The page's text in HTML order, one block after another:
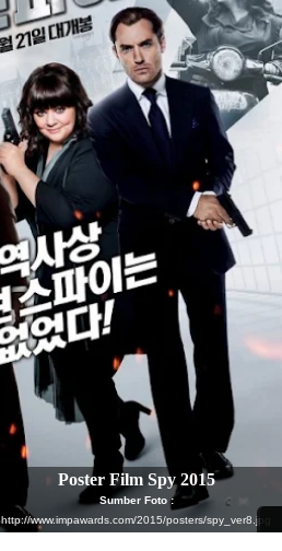
Poster Film Spy 2015
Sumber Foto :
http://www.impawards.com/2015/posters/spy_ver8.jpg